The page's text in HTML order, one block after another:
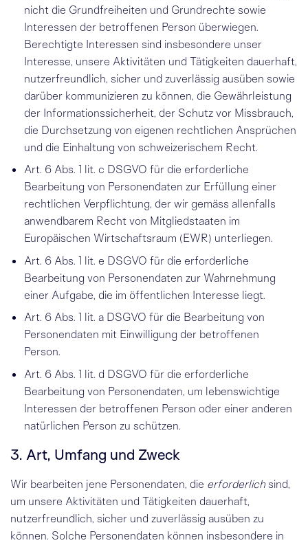
nicht die Grundfreiheiten und Grundrechte sowie
Interessen der betroffenen Person überwiegen.
Berechtigte Interessen sind insbesondere unser
Interesse, unsere Aktivitäten und Tätigkeiten dauerhaft,
nutzerfreundlich, sicher und zuverlässig ausüben sowie
darüber kommunizieren zu können, die Gewährleistung
der Informationssicherheit, der Schutz vor Missbrauch,
die Durchsetzung von eigenen rechtlichen Ansprüchen
und die Einhaltung von schweizerischem Recht.
Art. 6 Abs. 1 lit. c DSGVO für die erforderliche
Bearbeitung von Personendaten zur Erfüllung einer
rechtlichen Verpflichtung, der wir gemäss allenfalls
anwendbarem Recht von Mitgliedstaaten im
Europäischen Wirtschaftsraum (EWR) unterliegen.
Art. 6 Abs. 1 lit. e DSGVO für die erforderliche
Bearbeitung von Personendaten zur Wahrnehmung
einer Aufgabe, die im öffentlichen Interesse liegt.
Art. 6 Abs. 1 lit. a DSGVO für die Bearbeitung von
Personendaten mit Einwilligung der betroffenen
Person.
Art. 6 Abs. 1 lit. d DSGVO für die erforderliche
Bearbeitung von Personendaten, um lebenswichtige
Interessen der betroffenen Person oder einer anderen
natürlichen Person zu schützen.
3. Art, Umfang und Zweck
Wir bearbeiten jene Personendaten, die erforderlich sind,
um unsere Aktivitäten und Tätigkeiten dauerhaft,
nutzerfreundlich, sicher und zuverlässig ausüben zu
können. Solche Personendaten können insbesondere in